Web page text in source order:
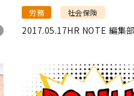
労務 社会保険
2017.05.17HR NOTE 編集部